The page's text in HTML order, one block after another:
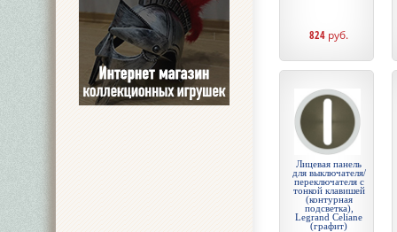
824 руб.
Лицевая панель
для выключателя/
переключателя с
тонкой клавишей
(контурная
подсветка),
Legrand Celiane
(графит)